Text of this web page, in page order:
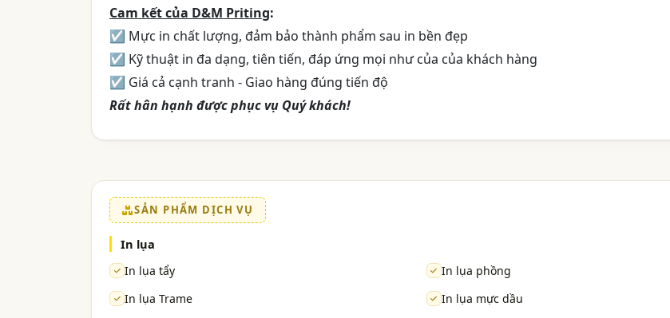
Cam kết của D&M Priting:
☑ Mực in chất lượng, đảm bảo thành phẩm sau in bền đẹp
☑ Kỹ thuật in đa dạng, tiên tiến, đáp ứng mọi như của của khách hàng
☑ Giá cả cạnh tranh - Giao hàng đúng tiến độ
Rất hân hạnh được phục vụ Quý khách!
SẢN PHẨM DỊCH VỤ
In lụa
In lụa tẩy
In lụa phồng
In lụa Trame
In lụa mực dầu